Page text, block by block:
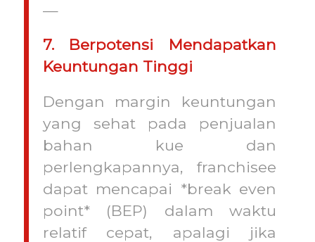
—
7. Berpotensi Mendapatkan
Keuntungan Tinggi
Dengan margin keuntungan
yang sehat pada penjualan
bahan kue dan
perlengkapannya, franchisee
dapat mencapai *break even
point* (BEP) dalam waktu
relatif cepat, apalagi jika